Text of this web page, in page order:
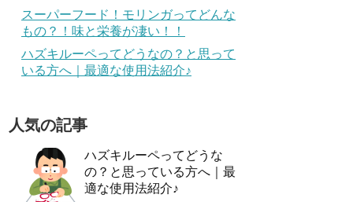
スーパーフード！モリンガってどんな
もの？！味と栄養が凄い！！
ハズキルーペってどうなの？と思って
いる方へ｜最適な使用法紹介♪
人気の記事
ハズキルーペってどうな
の？と思っている方へ｜最
適な使用法紹介♪